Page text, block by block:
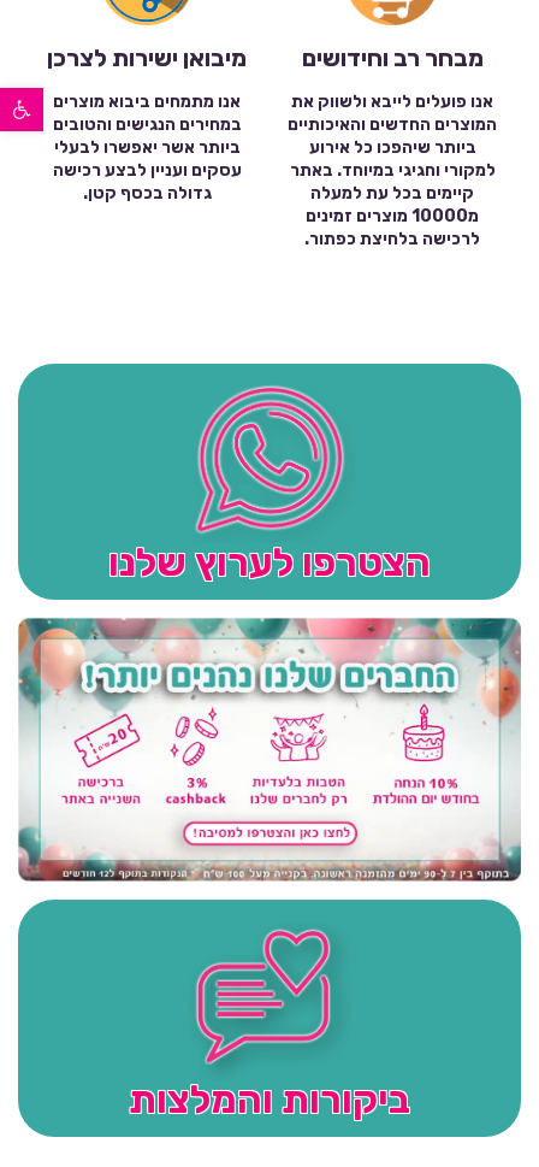
פתח סרגל נגישות
מבחר רב וחידושים
אנו פועלים לייבא ולשווק את
המוצרים החדשים והאיכותיים
ביותר שיהפכו כל אירוע
למקורי וחגיגי במיוחד. באתר
קיימים בכל עת למעלה
מ10000 מוצרים זמינים
לרכישה בלחיצת כפתור.
מיבואן ישירות לצרכן
אנו מתמחים ביבוא מוצרים
במחירים הנגישים והטובים
ביותר אשר יאפשרו לבעלי
עסקים ועניין לבצע רכישה
גדולה בכסף קטן.
הצטרפו לערוץ שלנו
ביקורות והמלצות